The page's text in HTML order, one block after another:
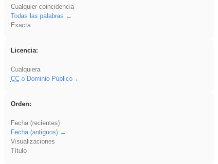
Cualquier coincidencia
Todas las palabras
Exacta
Licencia:
Cualquiera
CCo Dominio Público
Orden:
Fecha (recientes)
Fecha (antiguos)
Visualizaciones
Título